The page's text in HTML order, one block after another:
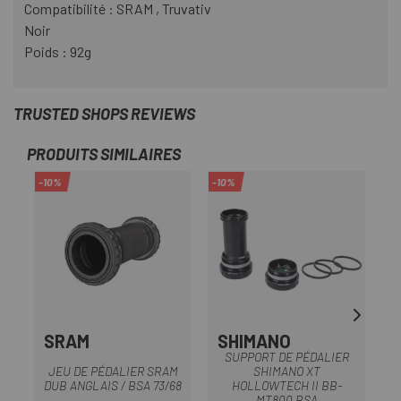
Compatibilité : SRAM , Truvativ
Noir
Poids : 92g
TRUSTED SHOPS REVIEWS
PRODUITS SIMILAIRES
-10%
SRAM
JEU DE PÉDALIER SRAM
DUB ANGLAIS / BSA 73/68
-10%
SHIMANO
SUPPORT DE PÉDALIER
SHIMANO XT
HOLLOWTECH II BB-